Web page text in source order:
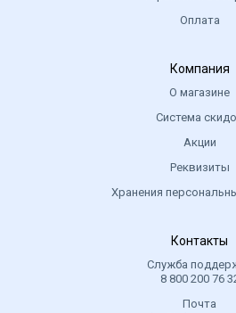
Оплата
Компания
О магазине
Система
Акции
Реквизиты
Хранения
Контакты
Служба
8 800 200 76
Почта